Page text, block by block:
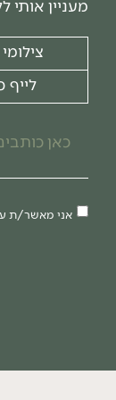
מעניין אותי
לייף
אני מאשר/ת